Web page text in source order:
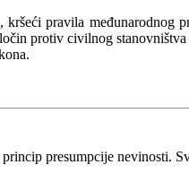
pravila
protiv civilnog
presumpcije nevinosti.